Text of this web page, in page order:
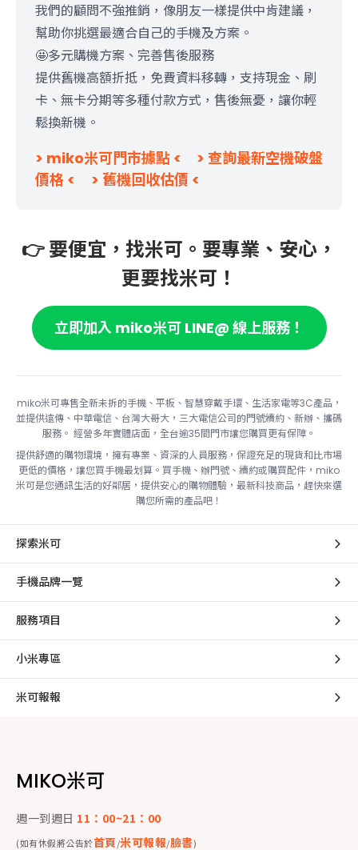
我們的顧問不強推銷，像朋友一樣提供中肯建議，
幫助你挑選最適合自己的手機及方案。
🤩多元購機方案、完善售後服務
提供舊機高額折抵，免費資料移轉，支持現金、刷
卡、無卡分期等多種付款方式，售後無憂，讓你輕
鬆換新機。
> miko米可門市據點 <
> 查詢最新空機破盤
價格 <
> 舊機回收估價 <
👉 要便宜，找米可。要專業、安心，
更要找米可！
立即加入 miko米可 LINE@ 線上服務！
miko米可專售全新未拆的手機、平板、智慧穿戴手環、生活家電等3C產品，
並提供遠傳、中華電信、台灣大哥大，三大電信公司的門號續約、新辦、攜碼
服務。 經營多年實體店面，全台逾35間門市讓您購買更有保障。
提供舒適的購物環境，擁有專業、資深的人員服務，保證充足的現貨和比市場
更低的價格，讓您買手機最划算。買手機、辦門號、續約或購買配件，miko
米可是您通訊生活的好鄰居，提供安心的購物體驗，最新科技商品，趕快來選
購您所需的產品吧！
探索米可
手機品牌一覽
服務項目
小米專區
米可報報
MIKO米可
週一到週日 11：00~21：00
(如有休假將公告於首頁/米可報報/臉書)